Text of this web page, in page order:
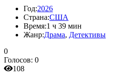
Год:2026
Страна:США
Время:1 ч 39 мин
Жанр:Драма, Детективы
0
Голосов: 0
108